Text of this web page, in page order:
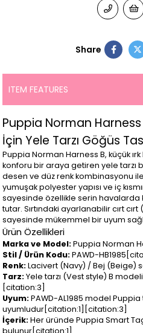
Share
ITEM FEATURES
Puppia Norman
İçin Yele Tarzı Göğüs
Puppia Norman Harness B, küçük ırk
konforu bir araya getiren yele tarzı
desen ve düz renk kombinasyonu
yumuşak polyester yapısı ve iç
sayesinde özellikle serin havalarda
tutar. Sırtındaki ayarlanabilir cırt
sayesinde mükemmel bir uyum
Ürün Özellikleri
Marka ve Model:Puppia Norman
Stil / Ürün Kodu:PAWD-
Renk:Lacivert (Navy) / Bej (Beige)
Tarz:Yele tarzı (Vest style) B
[citation:3]
Uyum:PAWD-AL1985 model Puppia
uyumludur[citation:1][citation:3]
İçerik:Her üründe Puppia Smart
bulunur[citation:1]